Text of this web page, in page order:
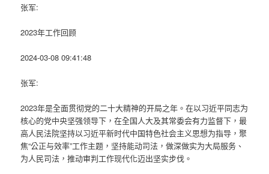
张军:
2023年工作回顾
2024-03-08 09:41:48
张军:
2023年是全面贯彻党的二十大精神的开局之年。在以习近平同志为
核心的党中央坚强领导下，在全国人大及其常委会有力监督下，最
高人民法院坚持以习近平新时代中国特色社会主义思想为指导，聚
焦“公正与效率”工作主题，坚持能动司法，做深做实为大局服务、
为人民司法，推动审判工作现代化迈出坚实步伐。